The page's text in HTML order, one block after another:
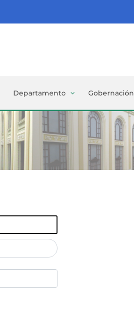
Departamento Gobernación